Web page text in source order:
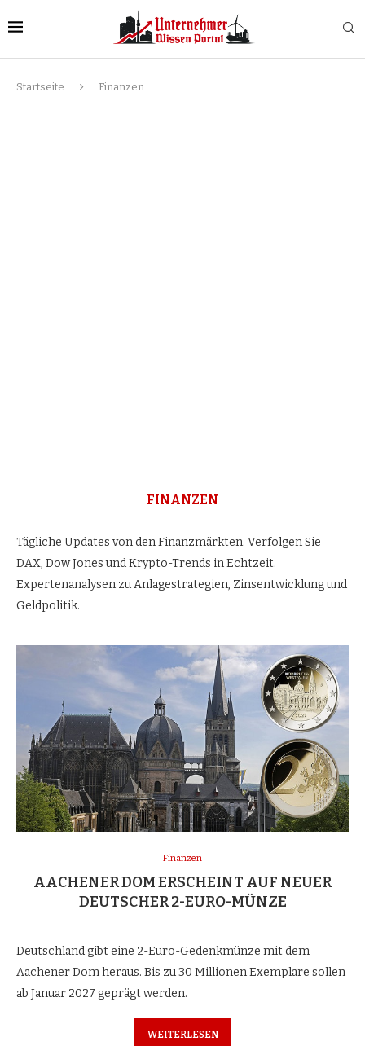
Startseite Finanzen
FINANZEN
Tägliche Updates von den Finanzmärkten. Verfolgen Sie
DAX, Dow Jones und Krypto-Trends in Echtzeit.
Expertenanalysen zu Anlagestrategien, Zinsentwicklung und
Geldpolitik.
Finanzen
AACHENER DOM ERSCHEINT AUF NEUER
DEUTSCHER 2-EURO-MÜNZE
Deutschland gibt eine 2-Euro-Gedenkmünze mit dem
Aachener Dom heraus. Bis zu 30 Millionen Exemplare sollen
ab Januar 2027 geprägt werden.
WEITERLESEN